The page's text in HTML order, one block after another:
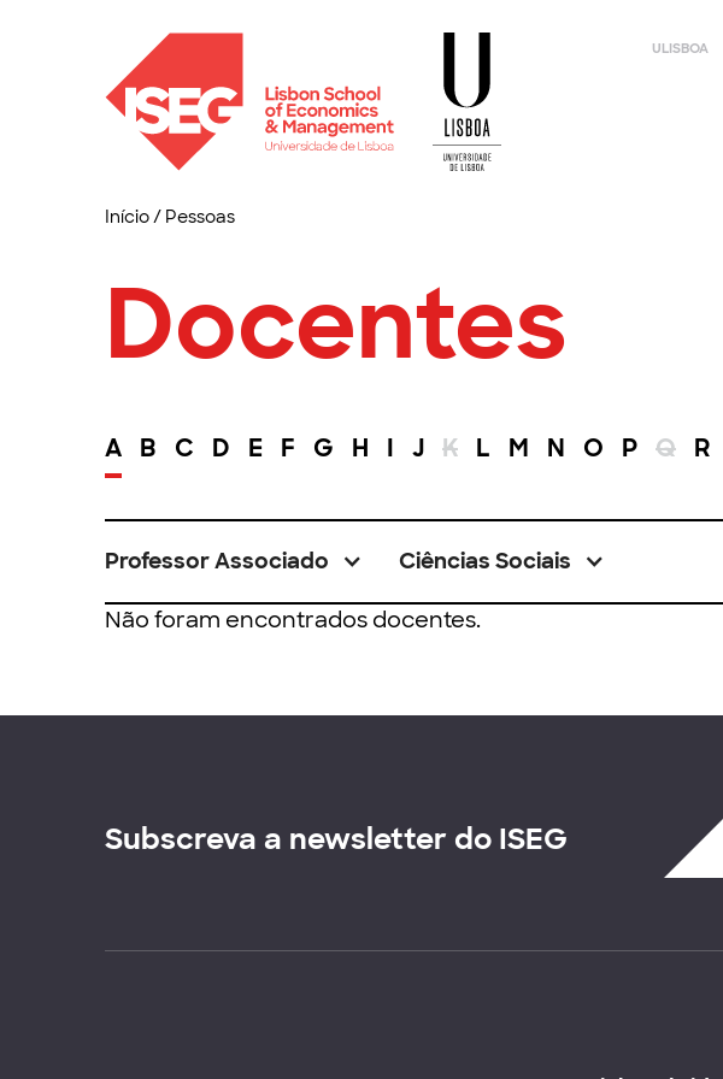
ULISBOA
Início/ Pessoas
Docentes
A B C D E F G H I J K L M N O P Q R
Professor Associado Ciências Sociais
Não foram encontrados docentes.
Subscreva a newsletter do ISEG